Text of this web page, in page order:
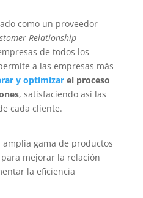
como un proveedor
Relationship
de todos los
a las empresas más
y optimizarel proceso
, satisfaciendo así las
cada cliente.
amplia gama de productos
mejorar la relación
la eficiencia